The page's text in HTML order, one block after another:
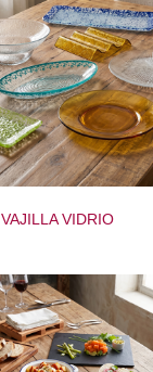
VAJILLA VIDRIO